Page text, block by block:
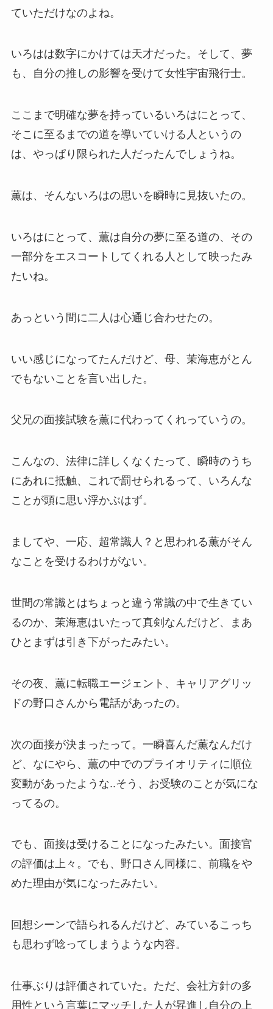
ていただけなのよね。
いろはは数字にかけては天才だった。そして、夢
も、自分の推しの影響を受けて女性宇宙飛行士。
ここまで明確な夢を持っているいろはにとって、
そこに至るまでの道を導いていける人というの
は、やっぱり限られた人だったんでしょうね。
薫は、そんないろはの思いを瞬時に見抜いたの。
いろはにとって、薫は自分の夢に至る道の、その
一部分をエスコートしてくれる人として映ったみ
たいね。
あっという間に二人は心通じ合わせたの。
いい感じになってたんだけど、母、茉海恵がとん
でもないことを言い出した。
父兄の面接試験を薫に代わってくれっていうの。
こんなの、法律に詳しくなくたって、瞬時のうち
にあれに抵触、これで罰せられるって、いろんな
ことが頭に思い浮かぶはず。
ましてや、一応、超常識人？と思われる薫がそん
なことを受けるわけがない。
世間の常識とはちょっと違う常識の中で生きてい
るのか、茉海恵はいたって真剣なんだけど、まあ
ひとまずは引き下がったみたい。
その夜、薫に転職エージェント、キャリアグリッ
ドの野口さんから電話があったの。
次の面接が決まったって。一瞬喜んだ薫なんだけ
ど、なにやら、薫の中でのプライオリティに順位
変動があったような..そう、お受験のことが気にな
ってるの。
でも、面接は受けることになったみたい。面接官
の評価は上々。でも、野口さん同様に、前職をや
めた理由が気になったみたい。
回想シーンで語られるんだけど、みているこっち
も思わず唸ってしまうような内容。
仕事ぶりは評価されていた。ただ、会社方針の多
用性という言葉にマッチした人が昇進し自分の上